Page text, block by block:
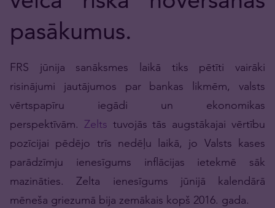
pasākumus.
FRS jūnija sanāksmes laikā tiks pētīti vairāki
risinājumi jautājumos par bankas likmēm, valsts
vērtspapīru iegādi un ekonomikas
perspektīvām. Zelts tuvojās tās augstākajai vērtību
pozīcijai pēdējo trīs nedēļu laikā, jo Valsts kases
parādzīmju ienesīgums inflācijas ietekmē sāk
mazināties. Zelta ienesīgums jūnijā kalendārā
mēneša griezumā bija zemākais kopš 2016. gada.